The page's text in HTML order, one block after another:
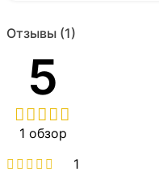
Отзывы (1)
5
1 обзор
1